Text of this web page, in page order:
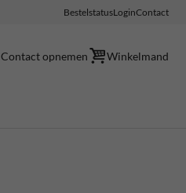
BestelstatusLoginContact
Contact opnemen Winkelmand